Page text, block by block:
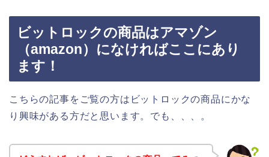
ビットロックの商品はアマゾン
（amazon）になければここにあり
ます！
こちらの記事をご覧の方はビットロックの商品にかな
り興味がある方だと思います。でも、、、。